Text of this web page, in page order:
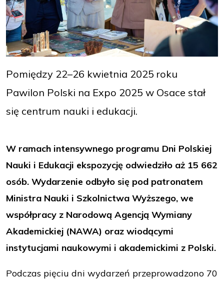
Pomiędzy 22–26 kwietnia 2025 roku
Pawilon Polski na Expo 2025 w Osace stał
się centrum nauki i edukacji.
W ramach intensywnego programu Dni Polskiej
Nauki i Edukacji ekspozycję odwiedziło aż 15 662
osób. Wydarzenie odbyło się pod patronatem
Ministra Nauki i Szkolnictwa Wyższego, we
współpracy z Narodową Agencją Wymiany
Akademickiej (NAWA) oraz wiodącymi
instytucjami naukowymi i akademickimi z Polski.
Podczas pięciu dni wydarzeń przeprowadzono 70